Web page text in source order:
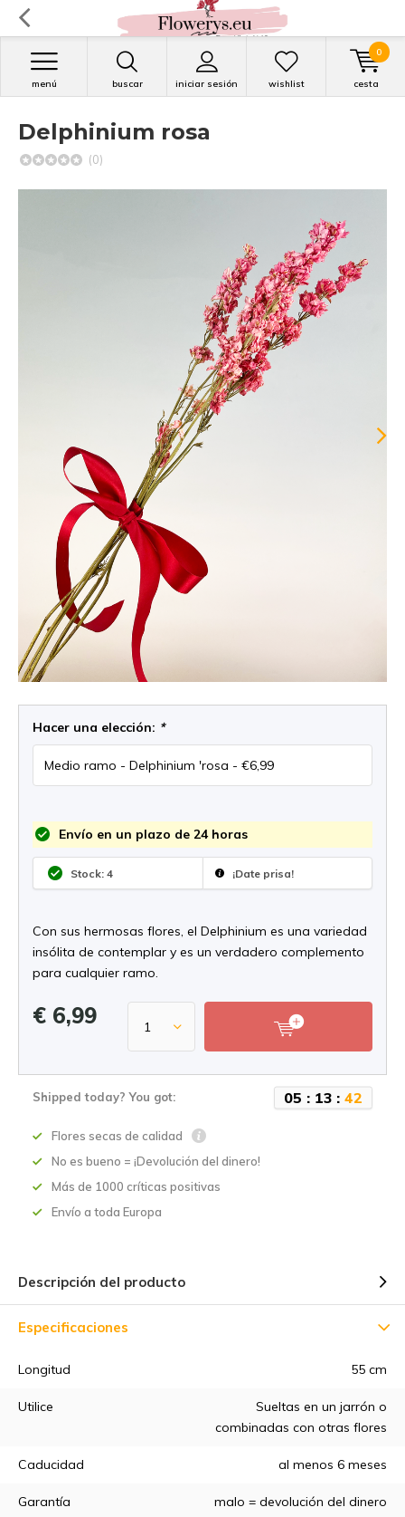
buscar iniciar sesión
menú wishlist cesta
0
Delphinium rosa
(0)
Hacer una elección: *
Envío en un plazo de 24 horas
Stock: 4 ¡Date prisa!
Con sus hermosas flores, el Delphinium es una variedad
insólita de contemplar y es un verdadero complemento
para cualquier ramo.
€ 6,99
Shipped today? You got: 05 : 13 : 42
Flores secas de calidad
No es bueno = ¡Devolución del dinero!
Más de 1000 críticas positivas
Envío a toda Europa
Descripción del producto
Especificaciones
Longitud 55 cm
Utilice
Sueltas en un jarrón o
combinadas con otras flores
Caducidad al menos 6 meses
Garantía malo = devolución del dinero